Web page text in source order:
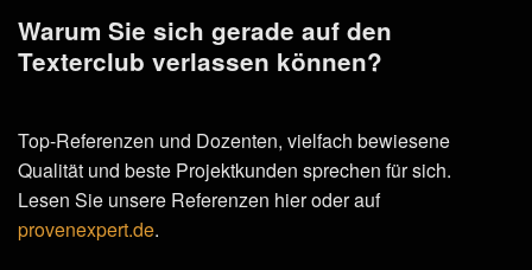
Warum Sie sich gerade auf den
Texterclub verlassen können?
Top-Referenzen und Dozenten, vielfach bewiesene
Qualität und beste Projektkunden sprechen für sich.
Lesen Sie unsere Referenzen hier oder auf
provenexpert.de.